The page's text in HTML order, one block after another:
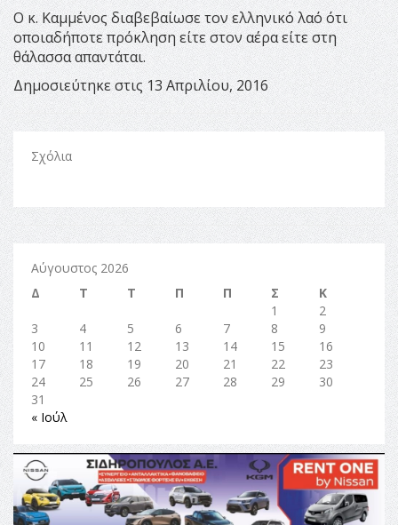
Ο κ. Καμμένος διαβεβαίωσε τον ελληνικό λαό ότι
οποιαδήποτε πρόκληση είτε στον αέρα είτε στη
θάλασσα απαντάται.
Δημοσιεύτηκε στις 13 Απριλίου, 2016
Σχόλια
Αύγουστος 2026
Δ
Τ Τ Π Π Σ
Κ
1
2
3
4 5 6 7 8
9
10
11 12 13 14 15
16
17
18 19 20 21 22
23
24
25 26 27 28 29
30
31
« Ιούλ